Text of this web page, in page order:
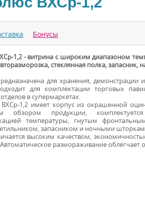
1,2 - витрина с широким диапазоном
стеклянная полка, запасник,
для хранения,
для комплектации торговых
в супермаркетах.
1,2 имеет корпус из окрашенной
обзором продукции,
температуры, гнутым
запасником и ночными
высоким качеством,
размораживание облегчает
Бонусы